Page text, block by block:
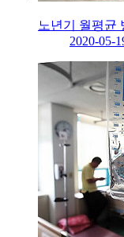
노년기 월평균
2020-05-